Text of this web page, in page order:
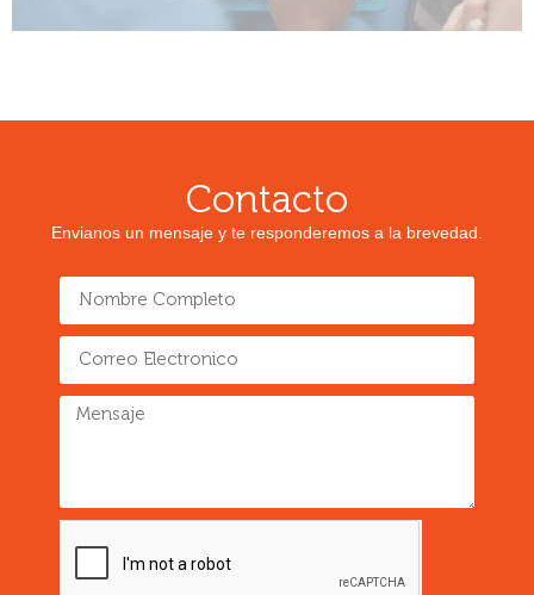
Contacto
Envianos un mensaje y te responderemos a la brevedad.